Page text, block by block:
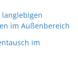
langlebigen
im Außenbereich
im